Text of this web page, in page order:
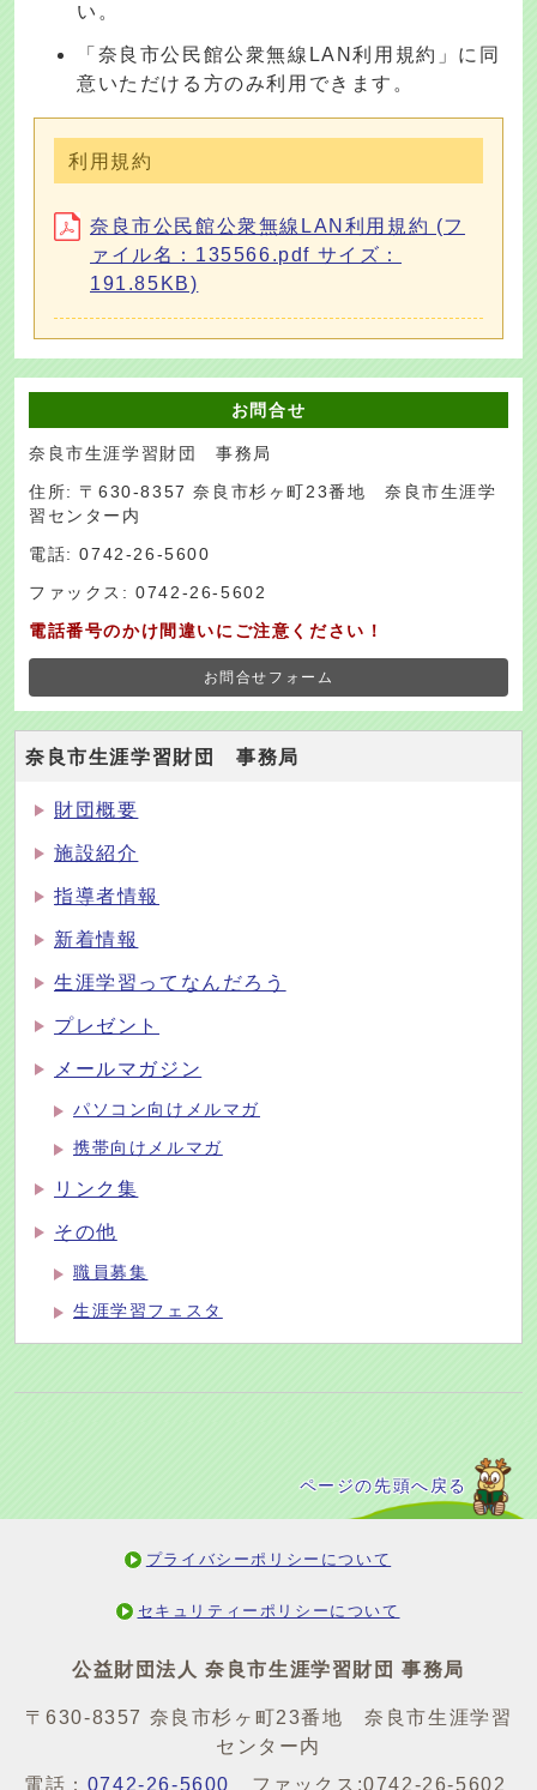
い。
「奈良市公民館公衆無線LAN利用規約」に同
意いただける方のみ利用できます。
利用規約
奈良市公民館公衆無線LAN利用規約 (フ
ァイル名：135566.pdf サイズ：
191.85KB)
お問合せ
奈良市生涯学習財団 事務局
住所: 〒630-8357 奈良市杉ヶ町23番地 奈良市生涯学
習センター内
電話: 0742-26-5600
ファックス: 0742-26-5602
電話番号のかけ間違いにご注意ください！
お問合せフォーム
奈良市生涯学習財団 事務局
財団概要
施設紹介
指導者情報
新着情報
生涯学習ってなんだろう
プレゼント
メールマガジン
パソコン向けメルマガ
携帯向けメルマガ
リンク集
その他
職員募集
生涯学習フェスタ
ページの先頭へ戻る
プライバシーポリシーについて
セキュリティーポリシーについて
公益財団法人 奈良市生涯学習財団 事務局
〒630-8357 奈良市杉ヶ町23番地 奈良市生涯学習
センター内
電話： 0742-26-5600 ファックス:0742-26-5602